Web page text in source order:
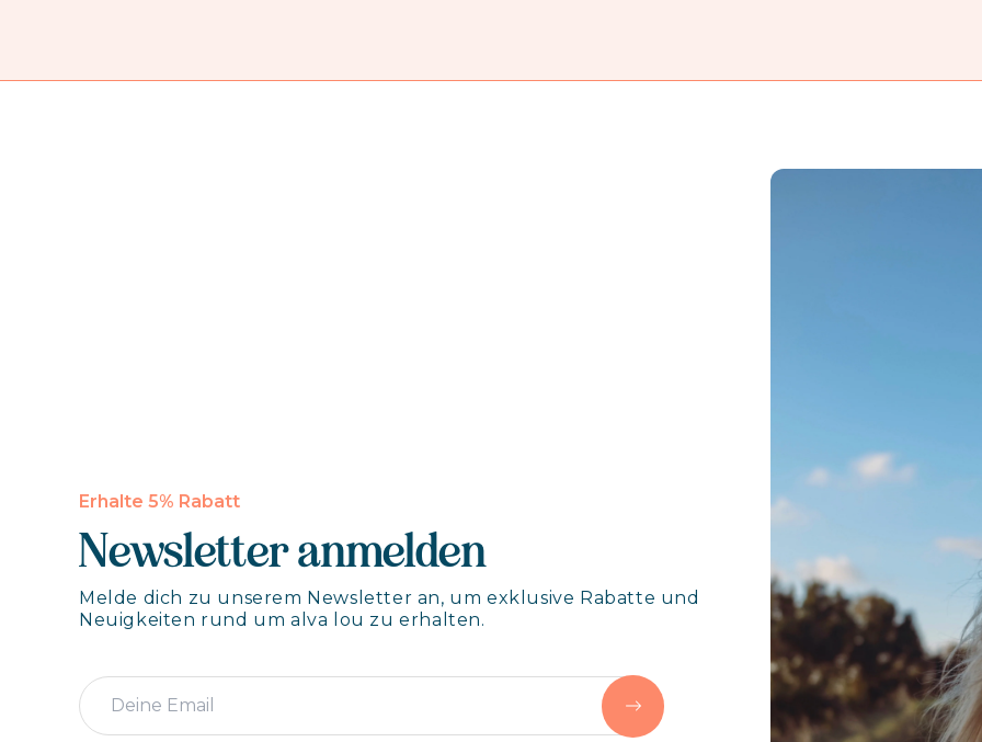
Erhalte 5% Rabatt
Newsletter anmelden
Melde dich zu unserem Newsletter an, um exklusive Rabatte und
Neuigkeiten rund um alva lou zu erhalten.